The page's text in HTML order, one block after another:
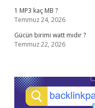
1 MP3 kaç MB ?
Temmuz 24, 2026
Gücün birimi watt mıdır ?
Temmuz 22, 2026